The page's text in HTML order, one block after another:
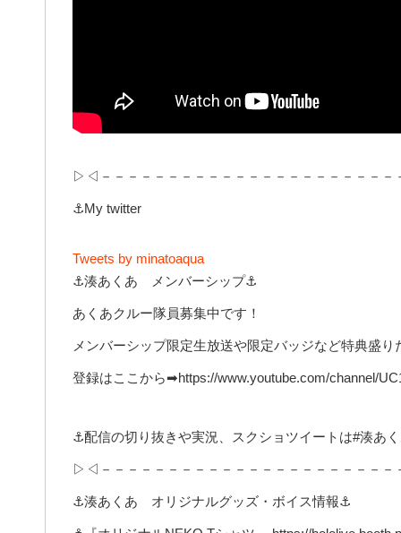
▷◁－－－－－－－－－－－－－－－－－－－－－
⚓My twitter
Tweets by minatoaqua
⚓湊あくあ メンバーシップ⚓
あくあクルー隊員募集中です！
メンバーシップ限定生放送や限定バッジなど特典盛り
登録はここから➡https://www.youtube.com/channel/
⚓配信の切り抜きや実況、スクショツイートは#湊あ
▷◁－－－－－－－－－－－－－－－－－－－－－
⚓湊あくあ オリジナルグッズ・ボイス情報⚓